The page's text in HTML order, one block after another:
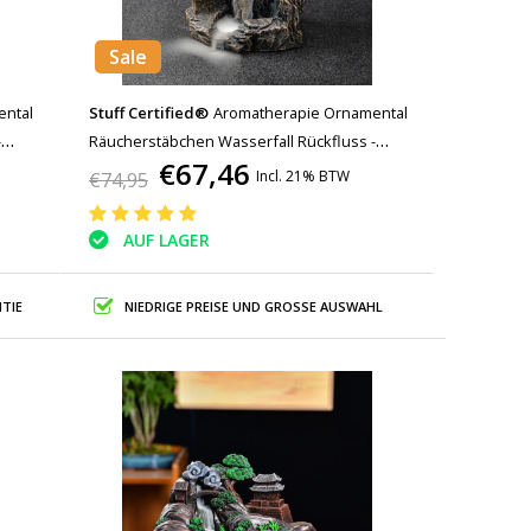
Sale
Stuff Certified® Aromatherapie Ornamental
Räucherstäbchen Wasserfall Rückfluss -
Rückfluss Räucherstäbchen Feng Shui Dekor
€74,95 €67,46 Incl. 21% BTW
AUF LAGER
NIEDRIGE PREISE UND GROSSE AUSWAHL